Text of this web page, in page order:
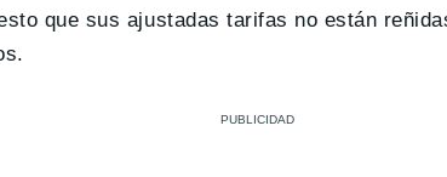
que sus ajustadas tarifas no están